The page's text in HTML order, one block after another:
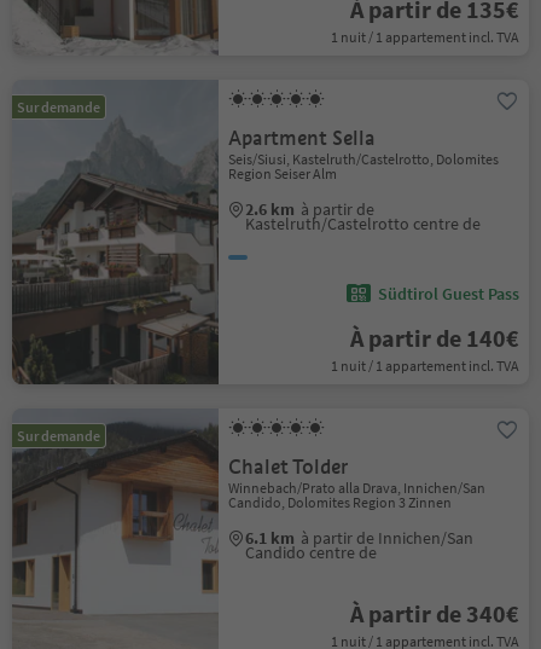
À partir de 135€
1 nuit / 1 appartement incl. TVA
Sur demande
Apartment Sella
Seis/Siusi, Kastelruth/Castelrotto, Dolomites
Region Seiser Alm
2.6 km à partir de
Kastelruth/Castelrotto centre de
Südtirol Guest Pass
À partir de 140€
1 nuit / 1 appartement incl. TVA
Sur demande
Chalet Tolder
Winnebach/Prato alla Drava, Innichen/San
Candido, Dolomites Region 3 Zinnen
6.1 km à partir de Innichen/San
Candido centre de
À partir de 340€
1 nuit / 1 appartement incl. TVA